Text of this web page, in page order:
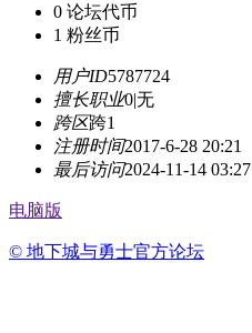
0 论坛代币
1 粉丝币
用户ID5787724
擅长职业0|无
跨区跨1
注册时间2017-6-28 20:21
最后访问2024-11-14 03:27
电脑版
© 地下城与勇士官方论坛